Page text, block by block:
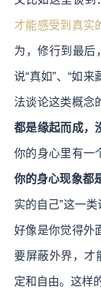
才能感受到真实
为，修行到最后
说“真如”、“如
法谈论这类概念
都是缘起而成，
你的身心里有一
你的身心现象都
实的自己”这一
好像是你觉得外
要屏蔽外界，才
定和自由。这样